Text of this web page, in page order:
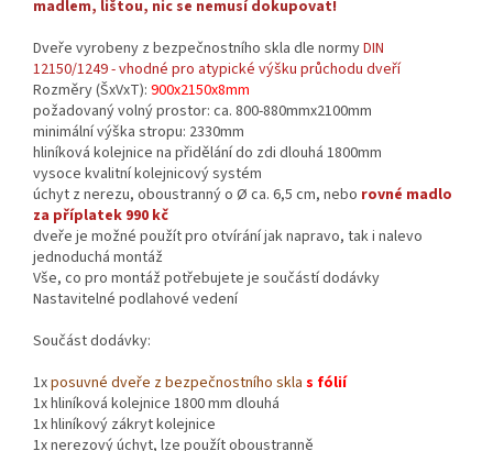
madlem, lištou, nic se nemusí dokupovat!
Dveře vyrobeny z bezpečnostního skla dle normyDIN
12150/1249 - vhodné pro atypické výšku průchodu dveří
Rozměry (ŠxVxT): 900x2150x8mm
požadovaný volný prostor: ca. 800-880mmx2100mm
minimální výška stropu: 2330mm
hliníková kolejnice na přidělání do zdi dlouhá 1800mm
vysoce kvalitní kolejnicový systém
úchyt z nerezu, oboustranný o Ø ca. 6,5 cm, nebo rovné madlo
za příplatek 990 kč
dveře je možné použít pro otvírání jak napravo, tak i nalevo
jednoduchá montáž
Vše, co pro montáž potřebujete je součástí dodávky
Nastavitelné podlahové vedení
Součást dodávky:
1xposuvné dveře z bezpečnostního skla s fólií
1x hliníková kolejnice 1800 mm dlouhá
1x hliníkový zákryt kolejnice
1x nerezový úchyt, lze použít oboustranně